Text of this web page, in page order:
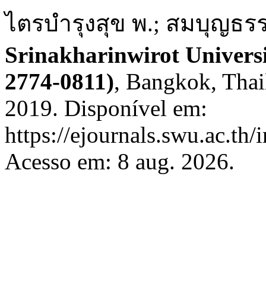
ไตรบำรุงสุข พ.; สมบุญธร
Srinakharinwirot
2774-0811), Bangkok,
2019. Disponível em:
https://
Acesso em: 8 aug. 2026.